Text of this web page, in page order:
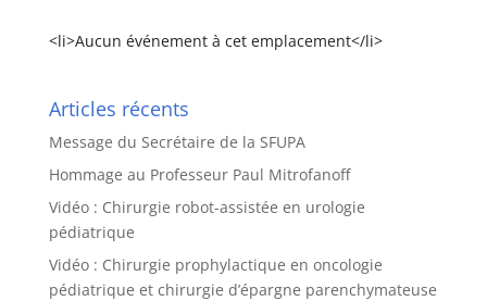
<li>Aucun événement à cet emplacement</li>
Articles récents
Message du Secrétaire de la SFUPA
Hommage au Professeur Paul Mitrofanoff
Vidéo : Chirurgie robot-assistée en urologie
pédiatrique
Vidéo : Chirurgie prophylactique en oncologie
pédiatrique et chirurgie d’épargne parenchymateuse